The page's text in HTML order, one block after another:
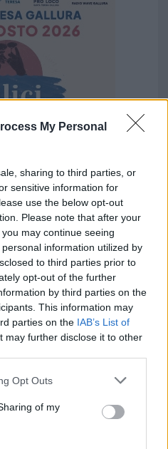
My Personal
sharing to third parties, or
sensitive information for
use the below opt-out
Please note that after your
may continue seeing
information utilized by
to third parties prior to
opt-out of the further
by third parties on the
This information may
parties on the IAB’s List of
may further disclose it to other
uses one or more Google
behaviour. You may click to
and its third-party tags to
purposes in below Google
Opt Outs
of my
nazionali?
€ 1,10 al mese
andando nella